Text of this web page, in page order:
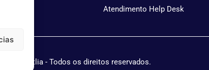
Atendimento Help Desk
Antlia - Todos os direitos reservados.